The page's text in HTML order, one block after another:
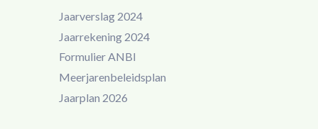
Jaarverslag 2024
Jaarrekening 2024
Formulier ANBI
Meerjarenbeleidsplan
Jaarplan 2026